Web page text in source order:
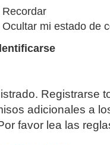
Recordar
Ocultar mi estado de
Registrarse
adicionales a
favor lea las